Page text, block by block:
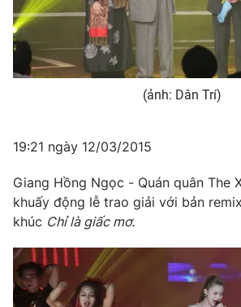
(ảnh: Dân Trí)
19:21 ngày 12/03/2015
Giang Hồng Ngọc - Quán quân The
khuấy động lễ trao giải với bản
khúc Chỉ là giấc mơ.